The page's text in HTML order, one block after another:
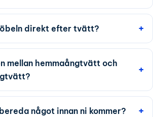
direkt efter tvätt?
mellan hemmaångtvätt och
något innan ni kommer?